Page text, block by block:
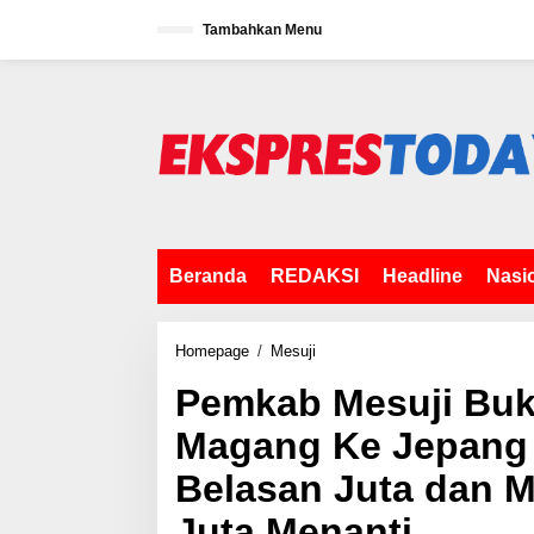
w
Tambahkan Menu
Beranda REDAKSI Headline
Homepage / Mesuji
m
b
M
Pemkab Mesuji
Magang Ke
Belasan Juta dan